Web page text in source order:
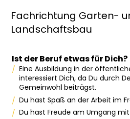
Fachrichtung Garten-
Landschaftsbau
Ist der Beruf etwas für Dich?
Eine Ausbildung in der
interessiert Dich, da Du durch
Gemeinwohl beiträgst.
Du hast Spaß an der Arbeit im
Du hast Freude am Umgang